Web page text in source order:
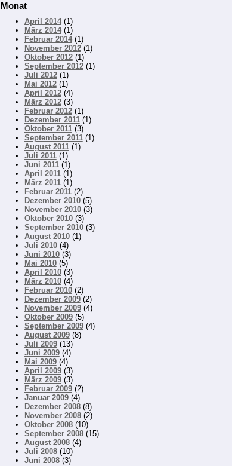
Monat
April 2014(1)
März 2014(1)
Februar 2014(1)
November 2012(1)
Oktober 2012(1)
September 2012(1)
Juli 2012(1)
Mai 2012(1)
April 2012(4)
März 2012(3)
Februar 2012(1)
Dezember 2011(1)
Oktober 2011(3)
September 2011(1)
August 2011(1)
Juli 2011(1)
Juni 2011(1)
April 2011(1)
März 2011(1)
Februar 2011(2)
Dezember 2010(5)
November 2010(3)
Oktober 2010(3)
September 2010(3)
August 2010(1)
Juli 2010(4)
Juni 2010(3)
Mai 2010(5)
April 2010(3)
März 2010(4)
Februar 2010(2)
Dezember 2009(2)
November 2009(4)
Oktober 2009(5)
September 2009(4)
August 2009(8)
Juli 2009(13)
Juni 2009(4)
Mai 2009(4)
April 2009(3)
März 2009(3)
Februar 2009(2)
Januar 2009(4)
Dezember 2008(8)
November 2008(2)
Oktober 2008(10)
September 2008(15)
August 2008(4)
Juli 2008(10)
Juni 2008(3)